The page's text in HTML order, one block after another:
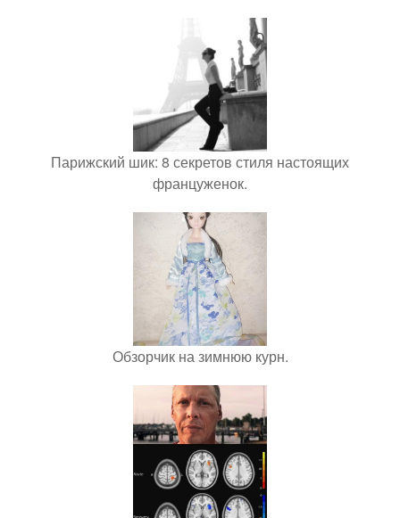
Парижский шик: 8 секретов стиля настоящих
француженок.
Обзорчик на зимнюю курн.